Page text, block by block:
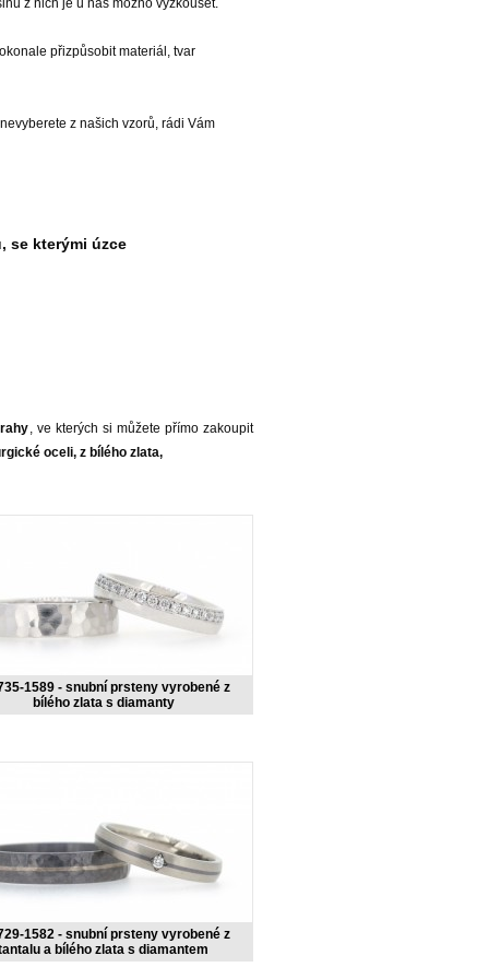
z nich je u nás možno vyzkoušet.
přizpůsobit materiál, tvar
z našich vzorů, rádi Vám
se kterými úzce
, ve kterých si můžete přímo zakoupit
oceli, z bílého zlata,
1589 - snubní prsteny vyrobené z
bílého zlata s diamanty
1582 - snubní prsteny vyrobené z
a bílého zlata s diamantem